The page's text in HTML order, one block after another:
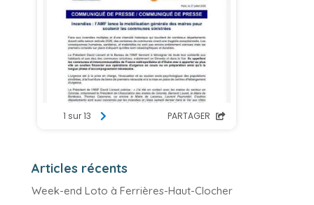
Articles récents
Week-end Loto à Ferrières-Haut-Clocher